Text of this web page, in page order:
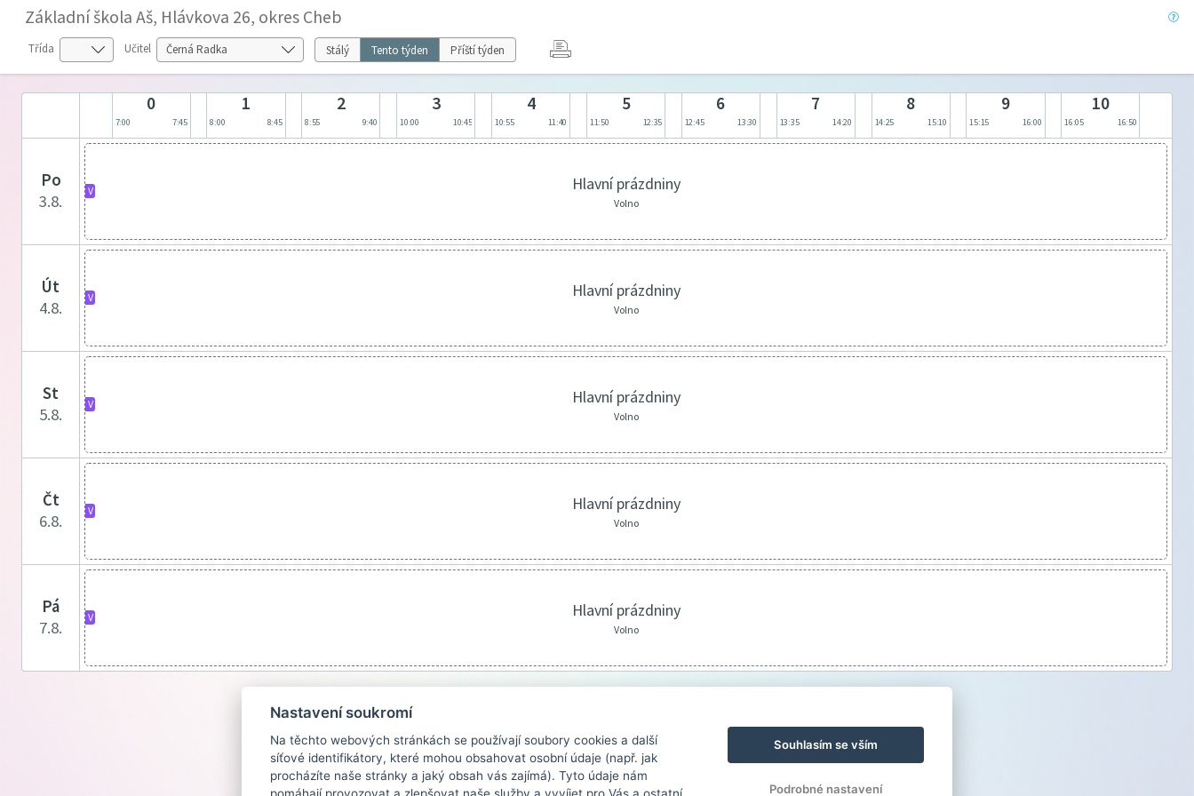
Základní škola Aš, Hlávkova 26, okres Cheb
Třída Učitel Stálý Tento týden Příští týden
0
7:00 7:45
1
8:00 8:45
2
8:55 9:40
3
10:00 10:45
4
10:55 11:40
5
11:50 12:35
6
12:45 13:30
7
13:35 14:20
8
14:25 15:10
9
15:15 16:00
10
16:05 16:50
po
3.8.
V Hlavní prázdniny
Volno
út
4.8.
V Hlavní prázdniny
Volno
st
5.8.
V Hlavní prázdniny
Volno
čt
6.8.
V Hlavní prázdniny
Volno
pá
7.8.
V Hlavní prázdniny
Volno
Nastavení soukromí
Na těchto webových stránkách se používají soubory cookies a další
síťové identifikátory, které mohou obsahovat osobní údaje (např. jak
procházíte naše stránky a jaký obsah vás zajímá). Tyto údaje nám
Souhlasím se vším
Podrobné nastavení